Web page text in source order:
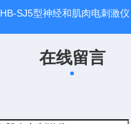
HB-SJ5型神经和肌肉电刺激仪
在线留言